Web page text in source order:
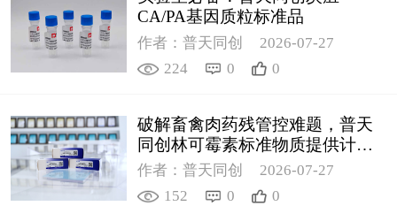
CA/PA基因质粒标准品
作者：普天同创
2026-07-27
224
0 0
破解畜禽肉药残管控难题，普天
同创林可霉素标准物质提供计量
支撑
作者：普天同创
2026-07-27
152
0 0